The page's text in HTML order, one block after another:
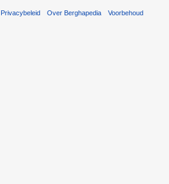
Privacybeleid Over Berghapedia Voorbehoud